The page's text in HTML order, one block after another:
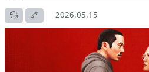
2026.05.15